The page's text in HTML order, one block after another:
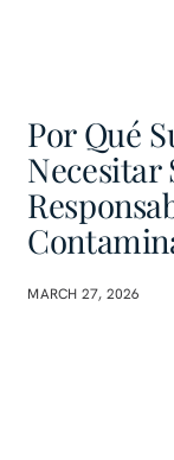
Por Qué
Necesitar
MARCH 27, 2026